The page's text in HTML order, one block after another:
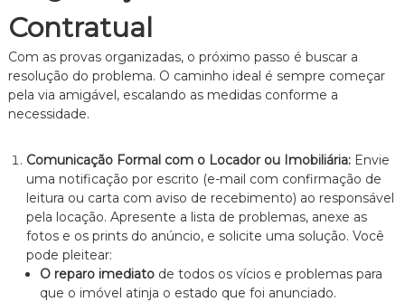
Contratual
Com as provas organizadas, o próximo passo é buscar a
resolução do problema. O caminho ideal é sempre começar
pela via amigável, escalando as medidas conforme a
necessidade.
Comunicação Formal com o Locador ou Imobiliária:Envie
uma notificação por escrito (e-mail com confirmação de
leitura ou carta com aviso de recebimento) ao responsável
pela locação. Apresente a lista de problemas, anexe as
fotos e os prints do anúncio, e solicite uma solução. Você
pode pleitear:
O reparo imediatode todos os vícios e problemas para
que o imóvel atinja o estado que foi anunciado.